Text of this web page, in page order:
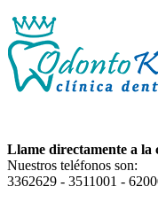
Llame directamente a la
Nuestros teléfonos son:
3362629 - 3511001 -